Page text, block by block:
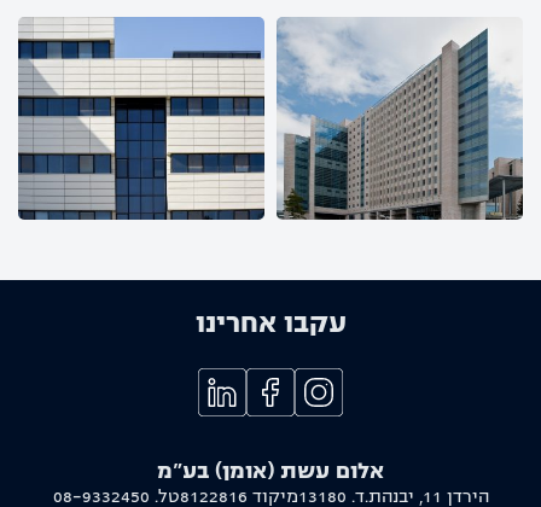
עקבו אחרינו
אלום עשת (אומן) בע"מ
הירדן 11, יבנה ת.ד. 13180 מיקוד 8122816 טל. 08-9332450